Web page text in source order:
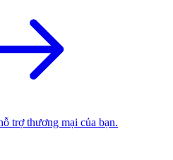
trợ thương mại của bạn.